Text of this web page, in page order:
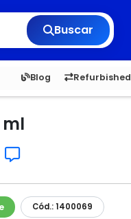
Buscar
Blog Refurbished
6,050 5.21 1,900
ml
Cód.: 1400069